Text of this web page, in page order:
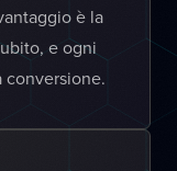
è la
e ogni